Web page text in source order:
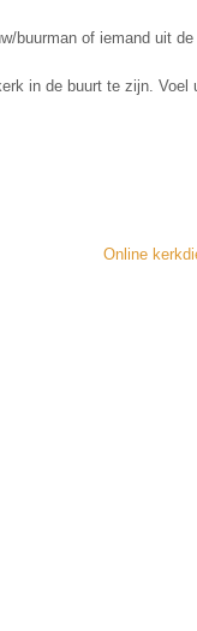
buurman of iemand uit
in de buurt te zijn. Voel
Online